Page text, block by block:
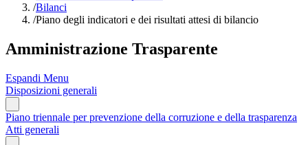
/Bilanci
/Piano degli indicatori e dei risultati attesi di bilancio
Amministrazione Trasparente
Espandi Menu
Disposizioni generali
Piano triennale per prevenzione della corruzione e della trasparenza
Atti generali